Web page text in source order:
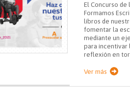
El Concurso
Formamos
libros de
fomentar la
mediante un
para incentivar
reflexión en
Ver más